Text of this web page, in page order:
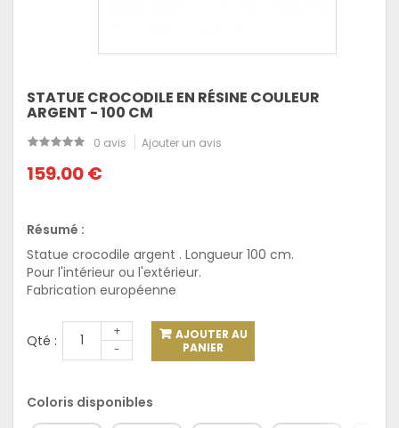
STATUE CROCODILE EN RÉSINE COULEUR
ARGENT - 100 CM
0 avis Ajouter un avis
159.00 €
Résumé :
Statue crocodile argent . Longueur 100 cm.
Pour l'intérieur ou l'extérieur.
Fabrication européenne
Qté :
+
-
AJOUTER AU
PANIER
Coloris disponibles